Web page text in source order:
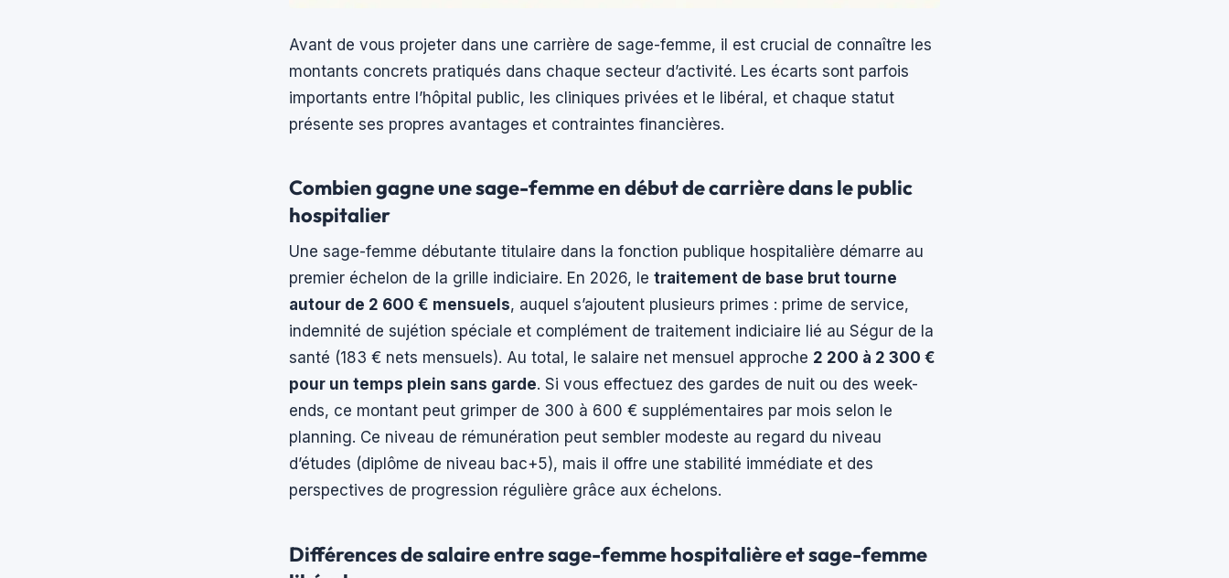
Avant de vous projeter dans une carrière de sage-femme, il est crucial de connaître les
montants concrets pratiqués dans chaque secteur d’activité. Les écarts sont parfois
importants entre l’hôpital public, les cliniques privées et le libéral, et chaque statut
présente ses propres avantages et contraintes financières.
Combien gagne une sage-femme en début de carrière dans le public
hospitalier
Une sage-femme débutante titulaire dans la fonction publique hospitalière démarre au
premier échelon de la grille indiciaire. En 2026, le traitement de base brut tourne
autour de 2 600 € mensuels, auquel s’ajoutent plusieurs primes : prime de service,
indemnité de sujétion spéciale et complément de traitement indiciaire lié au Ségur de la
santé (183 € nets mensuels). Au total, le salaire net mensuel approche 2 200 à 2 300 €
pour un temps plein sans garde. Si vous effectuez des gardes de nuit ou des week-
ends, ce montant peut grimper de 300 à 600 € supplémentaires par mois selon le
planning. Ce niveau de rémunération peut sembler modeste au regard du niveau
d’études (diplôme de niveau bac+5), mais il offre une stabilité immédiate et des
perspectives de progression régulière grâce aux échelons.
Différences de salaire entre sage-femme hospitalière et sage-femme